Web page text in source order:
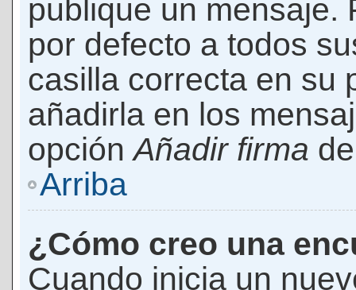
publique un mensaje.
por defecto a todos
casilla correcta en su
añadirla en los
opciónAñadir firma
Arriba
¿Cómo creo una
Cuando inicia un